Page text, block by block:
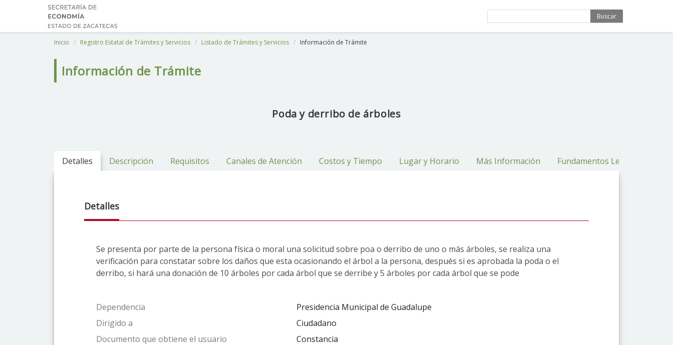
Buscar
Inicio Registro Estatal de Trámites y Servicios Listado de Trámites y Servicios Información de Trámite
Información de Trámite
Poda y derribo de árboles
Detalles Descripción Requisitos Canales de Atención Costos y Tiempo Lugar y Horario Más Información Fundamentos Legales
Detalles
Se presenta por parte de la persona física o moral una solicitud sobre poa o derribo de uno o más árboles, se realiza una
verificación para constatar sobre los daños que esta ocasionando el árbol a la persona, después si es aprobada la poda o el
derribo, si hará una donación de 10 árboles por cada árbol que se derribe y 5 árboles por cada árbol que se pode
Dependencia
Presidencia Municipal de Guadalupe
Dirigido a
Ciudadano
Documento que obtiene el usuario
Constancia